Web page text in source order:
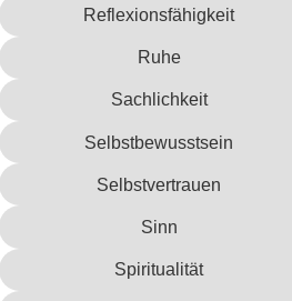
Reflexionsfähigkeit
Ruhe
Sachlichkeit
Selbstbewusstsein
Selbstvertrauen
Sinn
Spiritualität